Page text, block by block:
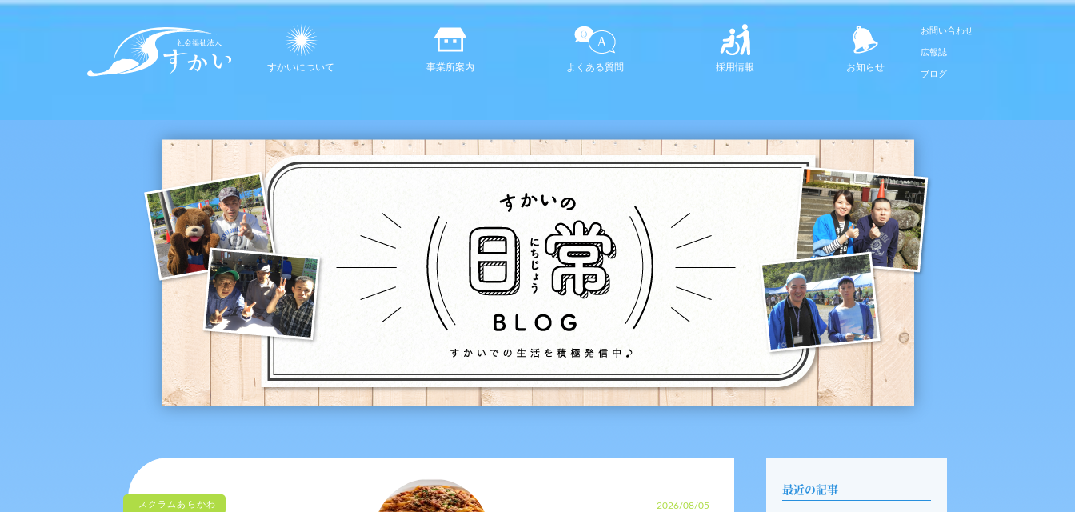
すかいについて 事業所案内 よくある質問 採用情報 お知らせ
お問い合わせ
広報誌
ブログ
スクラムあらかわ 2026/08/05
最近の記事